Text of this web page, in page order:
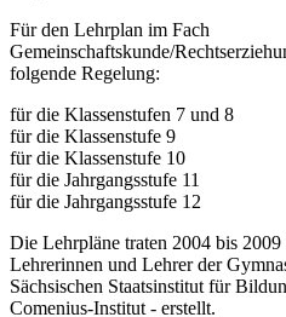
Für den Lehrplan im Fach
Gemeinschaftskunde/
folgende Regelung:
für die Klassenstufen 7 und 8
für die Klassenstufe 9
für die Klassenstufe 10
für die Jahrgangsstufe 11
für die Jahrgangsstufe 12
Die Lehrpläne traten 2004 bis
Lehrerinnen und Lehrer der
Sächsischen Staatsinstitut für
Comenius-Institut - erstellt.